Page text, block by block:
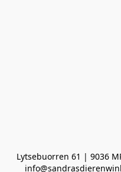
Lytsebuorren 61 | 9036